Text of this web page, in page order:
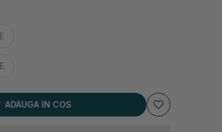
ADAUGA IN COS